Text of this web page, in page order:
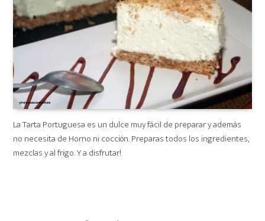
La Tarta Portuguesa es un dulce muy fácil de preparar y además
no necesita de Horno ni cocción. Preparas todos los ingredientes,
mezclas y al frigo. Y a disfrutar!